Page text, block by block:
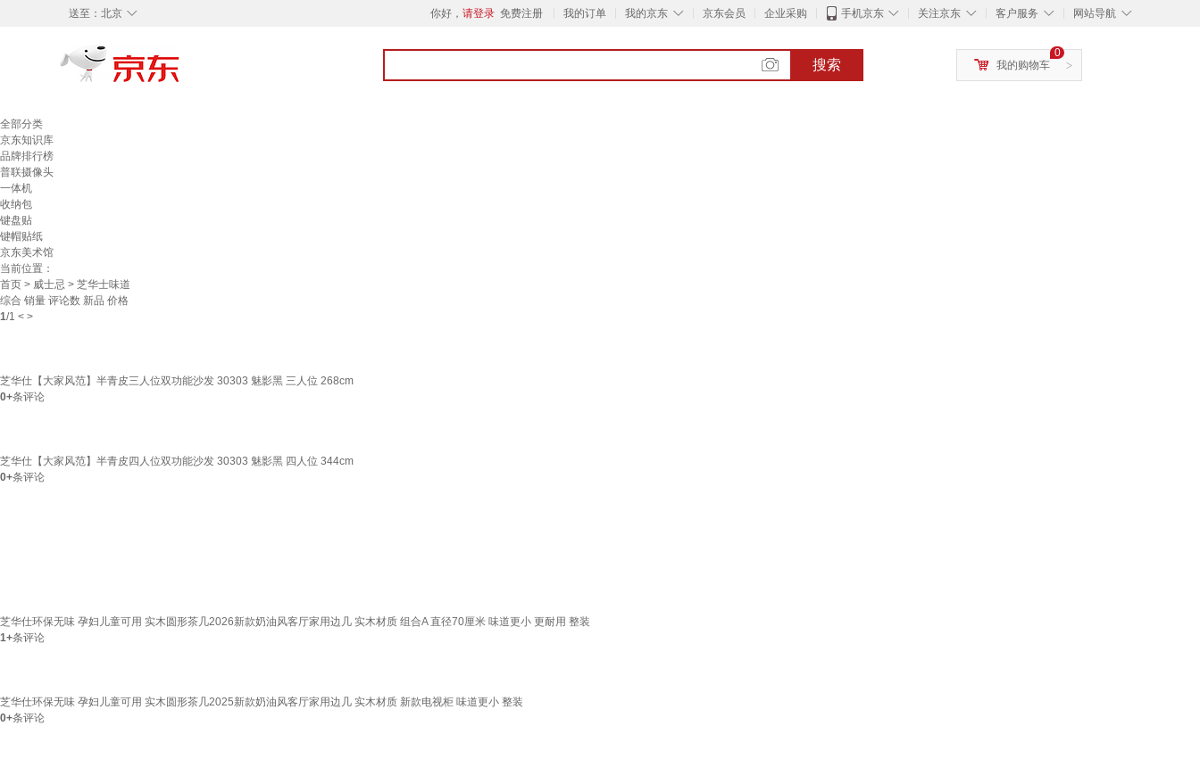
◇
送至： 北京 你好， 请登录 免费注册 我的订单 ◇
我的京东 京东会员 企业采购 ◇
手机京东 ◇
关注京东 ◇
客户服务 ◇
网站导航
搜索 >
0
我的购物车
全部分类
京东知识库
品牌排行榜
普联摄像头
一体机
收纳包
键盘贴
键帽贴纸
京东美术馆
当前位置：
首页 > 威士忌 > 芝华士味道
综合 销量 评论数 新品 价格
1/1 < >
芝华仕【大家风范】半青皮三人位双功能沙发 30303 魅影黑 三人位 268cm
0+条评论
芝华仕【大家风范】半青皮四人位双功能沙发 30303 魅影黑 四人位 344cm
0+条评论
芝华仕环保无味 孕妇儿童可用 实木圆形茶几2026新款奶油风客厅家用边几 实木材质 组合A 直径70厘米 味道更小 更耐用 整装
1+条评论
芝华仕环保无味 孕妇儿童可用 实木圆形茶几2025新款奶油风客厅家用边几 实木材质 新款电视柜 味道更小 整装
0+条评论